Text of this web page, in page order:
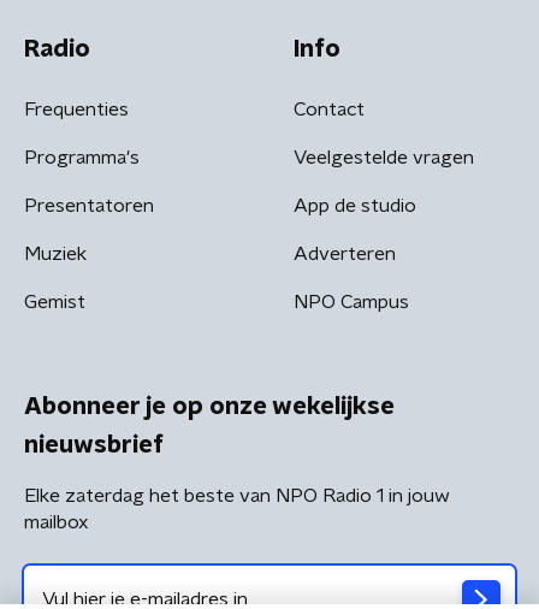
Radio
Frequenties
Programma's
Presentatoren
Muziek
Gemist
Info
Contact
Veelgestelde vragen
App de studio
Adverteren
NPO Campus
Abonneer je op onze wekelijkse
nieuwsbrief
Elke zaterdag het beste van NPO Radio 1 in jouw
mailbox